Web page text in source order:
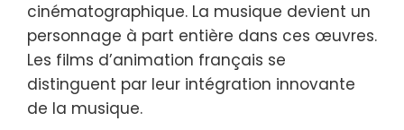
cinématographique. La musique devient un
personnage à part entière dans ces œuvres.
Les films d’animation français se
distinguent par leur intégration innovante
de la musique.